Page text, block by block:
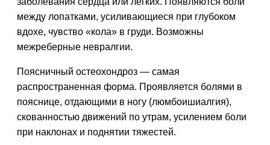
между лопатками, усиливающиеся при глубоком
вдохе, чувство «кола» в груди. Возможны
межреберные невралгии.
Поясничный остеохондроз — самая
распространенная форма. Проявляется болями в
пояснице, отдающими в ногу (люмбоишиалгия),
скованностью движений по утрам, усилением боли
при наклонах и поднятии тяжестей.